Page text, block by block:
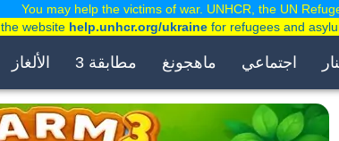
الألغاز مطابقة 3 ماهجونغ اجتماعي
You may help the victims of war. UNHCR, the UN
the website help.unhcr.org/ukrainefor refugees and